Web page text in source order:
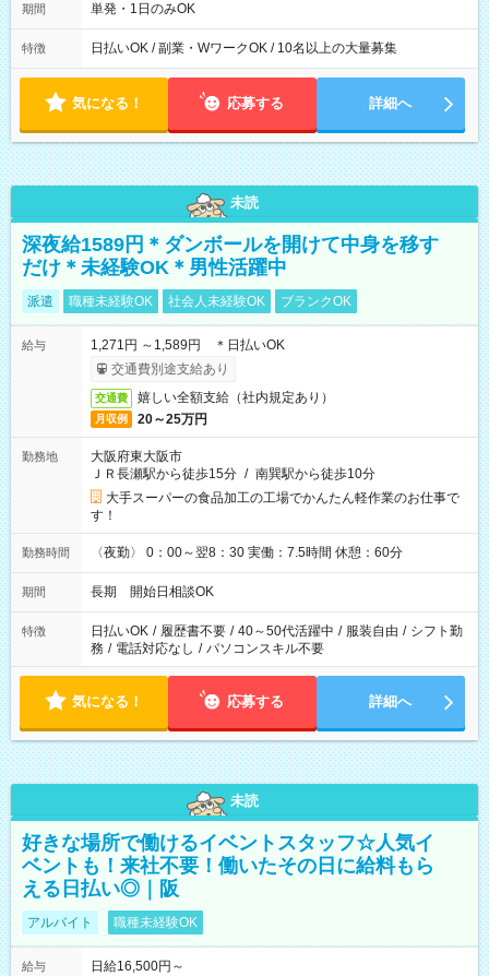
期間 単発・1日のみOK
特徴 日払いOK / 副業・WワークOK / 10名以上の大量募集
気になる！ 応募する 詳細へ
未読
深夜給1589円＊ダンボールを開けて中身を移す
だけ＊未経験OK＊男性活躍中
派遣 職種未経験OK 社会人未経験OK ブランクOK
給与
1,271円 ～1,589円 ＊日払いOK
交通費別途支給あり
交通費 嬉しい全額支給（社内規定あり）
月収例 20～25万円
勤務地
大阪府東大阪市
ＪＲ長瀬駅から徒歩15分 / 南巽駅から徒歩10分
大手スーパーの食品加工の工場でかんたん軽作業のお仕事で
す！
勤務時間 〈夜勤〉 0：00～翌8：30 実働：7.5時間 休憩：60分
期間 長期 開始日相談OK
特徴 日払いOK / 履歴書不要 / 40～50代活躍中 / 服装自由 / シフト勤
務 / 電話対応なし / パソコンスキル不要
気になる！ 応募する 詳細へ
未読
好きな場所で働けるイベントスタッフ☆人気イ
ベントも！来社不要！働いたその日に給料もら
える日払い◎｜阪
アルバイト 職種未経験OK
給与 日給16,500円～